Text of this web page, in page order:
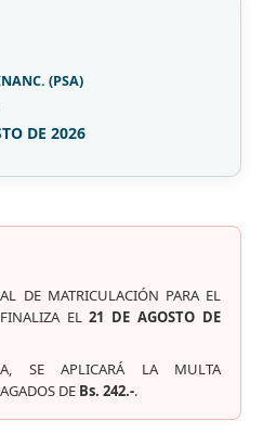
(PSA)
DE 2026
DE MATRICULACIÓN PARA EL
FINALIZA EL21 DE AGOSTO DE
SE APLICARÁ LA MULTA
DE Bs. 242.-.